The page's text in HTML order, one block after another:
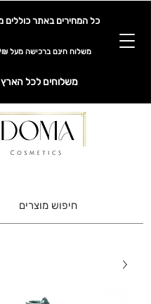
כל המחירים באתר כוללים
משלוח חינם ברכישה מעל 349₪
משלוחים לכל הארץ